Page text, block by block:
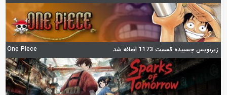
زیرنویس چسبیده قسمت 1173 اضافه شد One Piece